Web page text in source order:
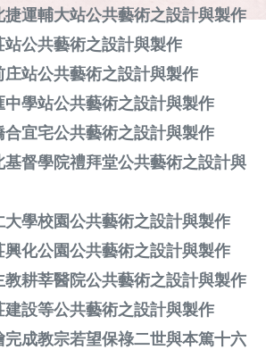
運輔大站公共藝術之設計與製作
公共藝術之設計與製作
站公共藝術之設計與製作
學站公共藝術之設計與製作
宜宅公共藝術之設計與製作
督學院禮拜堂公共藝術之設計與
學校園公共藝術之設計與製作
化公園公共藝術之設計與製作
耕莘醫院公共藝術之設計與製作
設等公共藝術之設計與製作
成教宗若望保祿二世與本篤十六